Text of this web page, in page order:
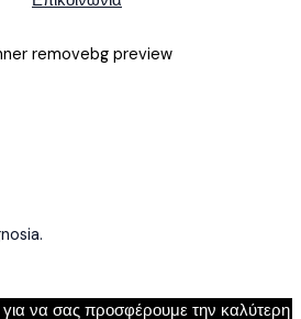
να σας προσφέρουμε την καλύτερη